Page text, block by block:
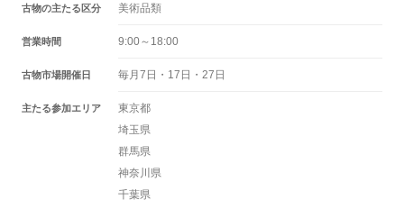
古物の主たる区分 美術品類
営業時間 9:00～18:00
古物市場開催日 毎月7日・17日・27日
主たる参加エリア
東京都
埼玉県
群馬県
神奈川県
千葉県